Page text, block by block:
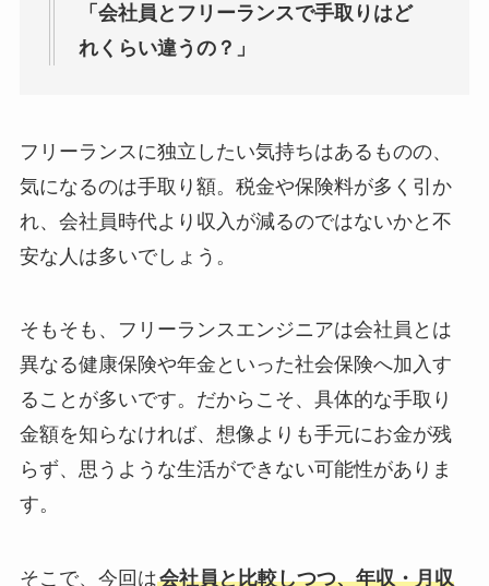
「会社員とフリーランスで手取りはど
れくらい違うの？」
フリーランスに独立したい気持ちはあるものの、
気になるのは手取り額。税金や保険料が多く引か
れ、会社員時代より収入が減るのではないかと不
安な人は多いでしょう。
そもそも、フリーランスエンジニアは会社員とは
異なる健康保険や年金といった社会保険へ加入す
ることが多いです。だからこそ、具体的な手取り
金額を知らなければ、想像よりも手元にお金が残
らず、思うような生活ができない可能性がありま
す。
そこで、今回は会社員と比較しつつ、年収・月収